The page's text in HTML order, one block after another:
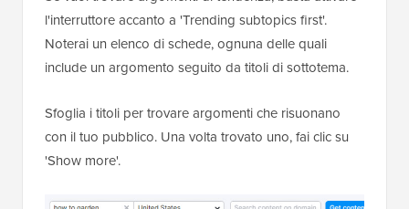
l'interruttore accanto a 'Trending subtopics first'.
Noterai un elenco di schede, ognuna delle quali
include un argomento seguito da titoli di sottotema.
Sfoglia i titoli per trovare argomenti che risuonano
con il tuo pubblico. Una volta trovato uno, fai clic su
'Show more'.